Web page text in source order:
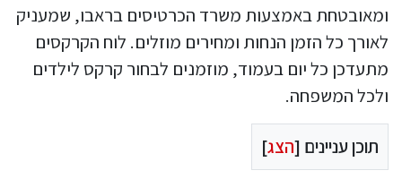
ומאובטחת באמצעות משרד הכרטיסים בראבו, שמעניק
לאורך כל הזמן הנחות ומחירים מוזלים. לוח הקרקסים
מתעדכן כל יום בעמוד, מוזמנים לבחור קרקס לילדים
ולכל המשפחה.
תוכן עניינים [הצג]